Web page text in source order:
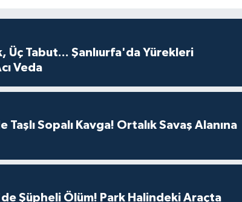
Üç Tabut... Şanlıurfa'da Yürekleri
Veda
Taşlı Sopalı Kavga! Ortalık Savaş Alanına
Şüpheli Ölüm! Park Halindeki Araçta